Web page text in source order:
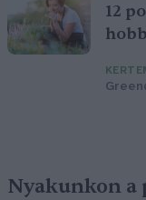
12
Nyakunkon a